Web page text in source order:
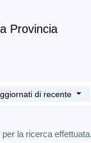
Provincia
di recente
la ricerca